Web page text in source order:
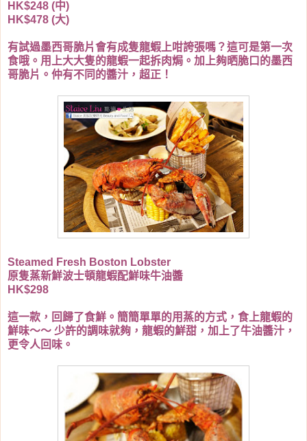
HK$248 (中)
HK$478 (大)
有試過墨西哥脆片會有成隻龍蝦上咁誇張嗎？這可是第一次
食哦。用上大大隻的龍蝦一起拆肉焗。加上夠晒脆口的墨西
哥脆片。仲有不同的醬汁，超正！
Steamed Fresh Boston Lobster
原隻蒸新鮮波士頓龍蝦配鮮味牛油醬
HK$298
這一款，回歸了食鮮。簡簡單單的用蒸的方式，食上龍蝦的
鮮味～～ 少許的調味就夠，龍蝦的鮮甜，加上了牛油醬汁，
更令人回味。